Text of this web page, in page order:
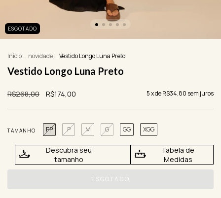
ESGOTADO
Início . novidade . Vestido Longo Luna Preto
Vestido Longo Luna Preto
R$268,00 R$174,00 5x deR$34,80 sem juros
TAMANHO PP P M G GG XGG
Descubra seu
tamanho
Tabela de
Medidas